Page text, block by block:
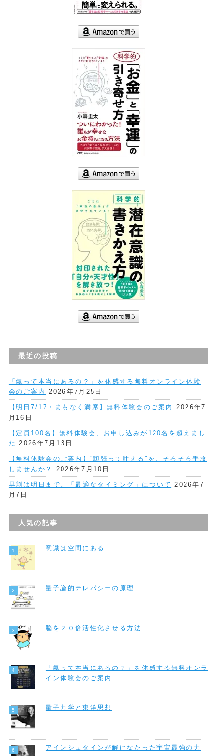
最近の投稿
「氣って本当にあるの？」を体感する無料オンライン体験
会のご案内
2026年7月25日
【明日7/17・まもなく満席】無料体験会のご案内
2026年7
月16日
【定員100名】無料体験会、お申し込みが120名を超えまし
た
2026年7月13日
【無料体験会のご案内】“頑張って叶える”を、そろそろ手放
しませんか？
2026年7月10日
早割は明日まで。「最適なタイミング」について
2026年7
月7日
人気の記事
意識は空間にある
量子論的テレパシーの原理
脳を２０倍活性化させる方法
「氣って本当にあるの？」を体感する無料オンラ
イン体験会のご案内
量子力学と東洋思想
アインシュタインが解けなかった宇宙最強の力